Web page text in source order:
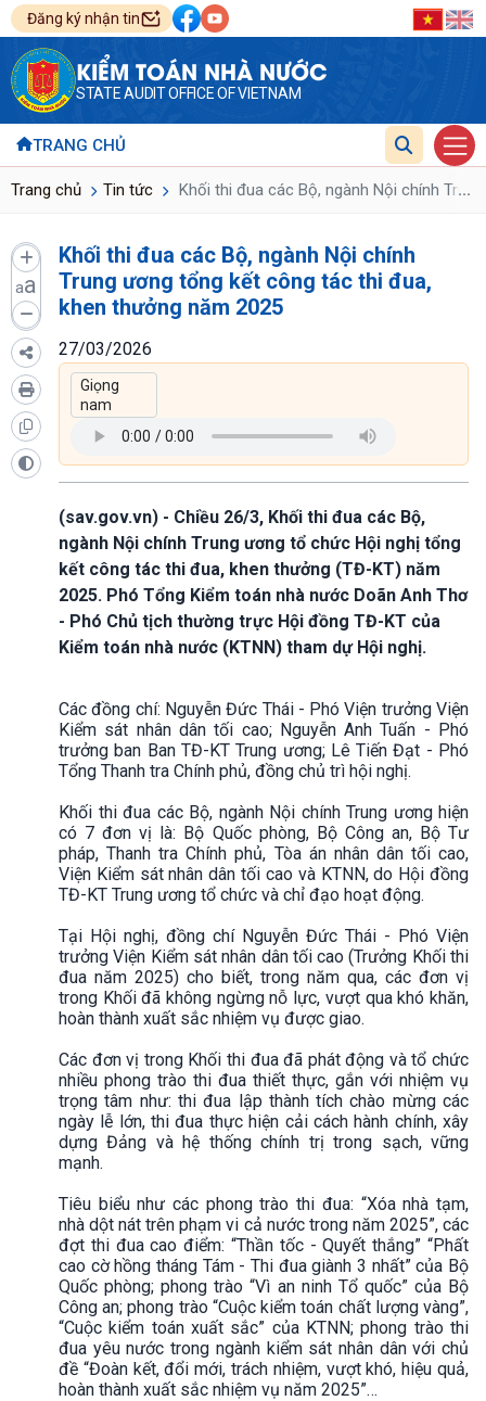
Đăng ký nhận tin
KIỂM TOÁN NHÀ NƯỚC
STATE AUDIT OFFICE OF VIETNAM
TRANG CHỦ
Trang chủ Tin tức Khối thi đua các Bộ, ngành Nội chính ...
aa
Khối thi đua các Bộ, ngành Nội chính
Trung ương tổng kết công tác thi đua,
khen thưởng năm 2025
27/03/2026
(sav.gov.vn) - Chiều 26/3, Khối thi đua các Bộ,
ngành Nội chính Trung ương tổ chức Hội nghị tổng
kết công tác thi đua, khen thưởng (TĐ-KT) năm
2025. Phó Tổng Kiểm toán nhà nước Doãn Anh Thơ
- Phó Chủ tịch thường trực Hội đồng TĐ-KT của
Kiểm toán nhà nước (KTNN) tham dự Hội nghị.
Các đồng chí: Nguyễn Đức Thái - Phó Viện trưởng Viện
Kiểm sát nhân dân tối cao; Nguyễn Anh Tuấn - Phó
trưởng ban Ban TĐ-KT Trung ương; Lê Tiến Đạt - Phó
Tổng Thanh tra Chính phủ, đồng chủ trì hội nghị.
Khối thi đua các Bộ, ngành Nội chính Trung ương hiện
có 7 đơn vị là: Bộ Quốc phòng, Bộ Công an, Bộ Tư
pháp, Thanh tra Chính phủ, Tòa án nhân dân tối cao,
Viện Kiểm sát nhân dân tối cao và KTNN, do Hội đồng
TĐ-KT Trung ương tổ chức và chỉ đạo hoạt động.
Tại Hội nghị, đồng chí Nguyễn Đức Thái - Phó Viện
trưởng Viện Kiểm sát nhân dân tối cao (Trưởng Khối thi
đua năm 2025) cho biết, trong năm qua, các đơn vị
trong Khối đã không ngừng nỗ lực, vượt qua khó khăn,
hoàn thành xuất sắc nhiệm vụ được giao.
Các đơn vị trong Khối thi đua đã phát động và tổ chức
nhiều phong trào thi đua thiết thực, gắn với nhiệm vụ
trọng tâm như: thi đua lập thành tích chào mừng các
ngày lễ lớn, thi đua thực hiện cải cách hành chính, xây
dựng Đảng và hệ thống chính trị trong sạch, vững
mạnh.
Tiêu biểu như các phong trào thi đua: “Xóa nhà tạm,
nhà dột nát trên phạm vi cả nước trong năm 2025”, các
đợt thi đua cao điểm: “Thần tốc - Quyết thắng” “Phất
cao cờ hồng tháng Tám - Thi đua giành 3 nhất” của Bộ
Quốc phòng; phong trào “Vì an ninh Tổ quốc” của Bộ
Công an; phong trào “Cuộc kiểm toán chất lượng vàng”,
“Cuộc kiểm toán xuất sắc” của KTNN; phong trào thi
đua yêu nước trong ngành kiểm sát nhân dân với chủ
đề “Đoàn kết, đổi mới, trách nhiệm, vượt khó, hiệu quả,
hoàn thành xuất sắc nhiệm vụ năm 2025”…